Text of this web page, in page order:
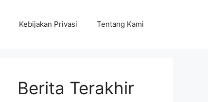
Kebijakan Privasi Tentang Kami
Berita Terakhir